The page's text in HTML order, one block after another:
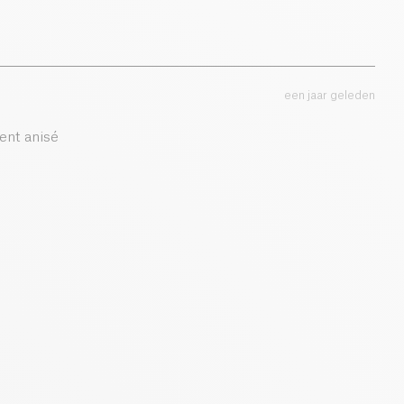
frisheid toe aan je dagelijkse dranken.
een jaar geleden
anisé